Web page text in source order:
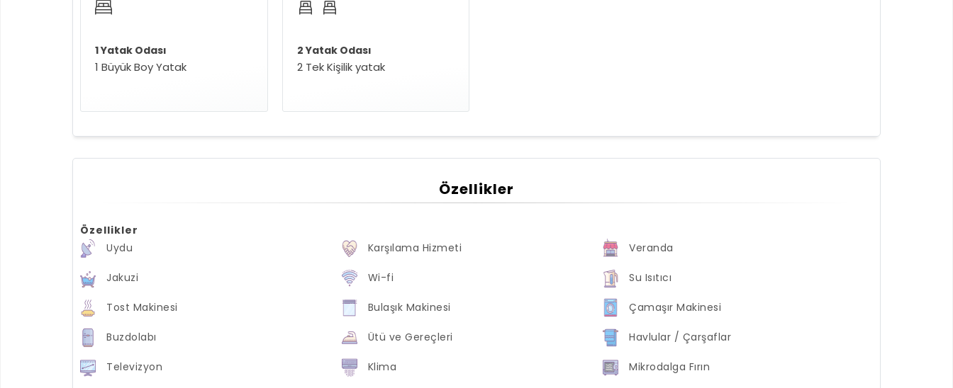
1 Yatak Odası
1 Büyük Boy Yatak
2 Yatak Odası
2 Tek Kişilik yatak
Özellikler
Özellikler
Uydu
Karşılama Hizmeti Veranda
Jakuzi Wi-fi Su Isıtıcı
Tost Makinesi Bulaşık Makinesi Çamaşır Makinesi
Buzdolabı Ütü ve Gereçleri Havlular / Çarşaflar
Televizyon Klima Mikrodalga Fırın